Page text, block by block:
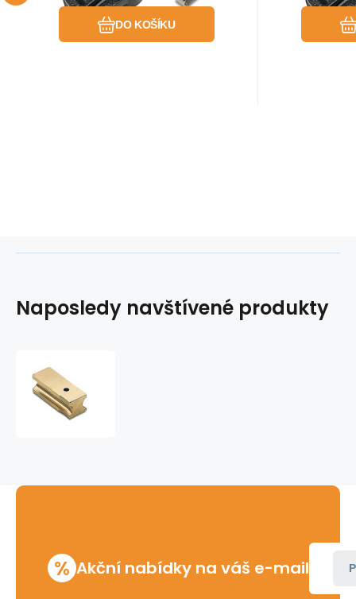
DO KOŠÍKU
Naposledy navštívené produkty
% Akční nabídky na váš e-mail